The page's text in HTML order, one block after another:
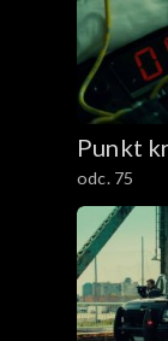
Punkt
odc. 75